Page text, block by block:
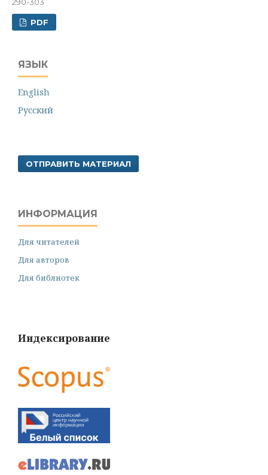
PDF
ЯЗЫК
English
Русский
ОТПРАВИТЬ МАТЕРИАЛ
ИНФОРМАЦИЯ
Для читателей
Для авторов
Для библиотек
Индексирование